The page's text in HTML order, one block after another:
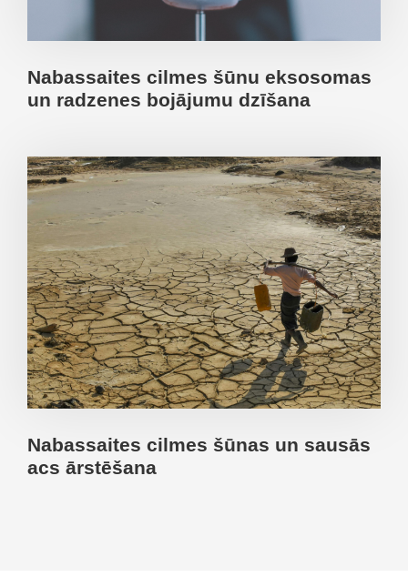
Nabassaites cilmes šūnu eksosomas
un radzenes bojājumu dzīšana
Nabassaites cilmes šūnas un sausās
acs ārstēšana